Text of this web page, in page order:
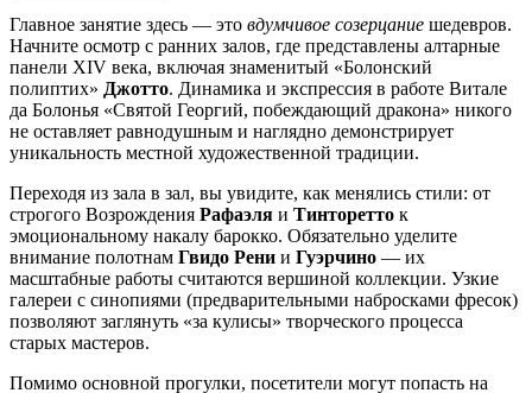
Главное занятие здесь — это вдумчивое созерцание шедевров.
Начните осмотр с ранних залов, где представлены алтарные
панели XIV века, включая знаменитый «Болонский
полиптих» Джотто. Динамика и экспрессия в работе Витале
да Болонья «Святой Георгий, побеждающий дракона» никого
не оставляет равнодушным и наглядно демонстрирует
уникальность местной художественной традиции.
Переходя из зала в зал, вы увидите, как менялись стили: от
строгого Возрождения Рафаэля и Тинторетто к
эмоциональному накалу барокко. Обязательно уделите
внимание полотнам Гвидо Рени и Гуэрчино — их
масштабные работы считаются вершиной коллекции. Узкие
галереи с синопиями (предварительными набросками фресок)
позволяют заглянуть «за кулисы» творческого процесса
старых мастеров.
Помимо основной прогулки, посетители могут попасть на